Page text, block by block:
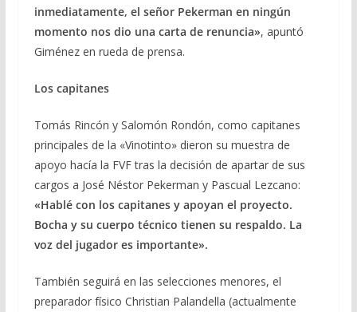
inmediatamente, el señor Pekerman en ningún
momento nos dio una carta de renuncia», apuntó
Giménez en rueda de prensa.
Los capitanes
Tomás Rincón y Salomón Rondón, como capitanes
principales de la «Vinotinto» dieron su muestra de
apoyo hacía la FVF tras la decisión de apartar de sus
cargos a José Néstor Pekerman y Pascual Lezcano:
«Hablé con los capitanes y apoyan el proyecto.
Bocha y su cuerpo técnico tienen su respaldo. La
voz del jugador es importante».
También seguirá en las selecciones menores, el
preparador físico Christian Palandella (actualmente